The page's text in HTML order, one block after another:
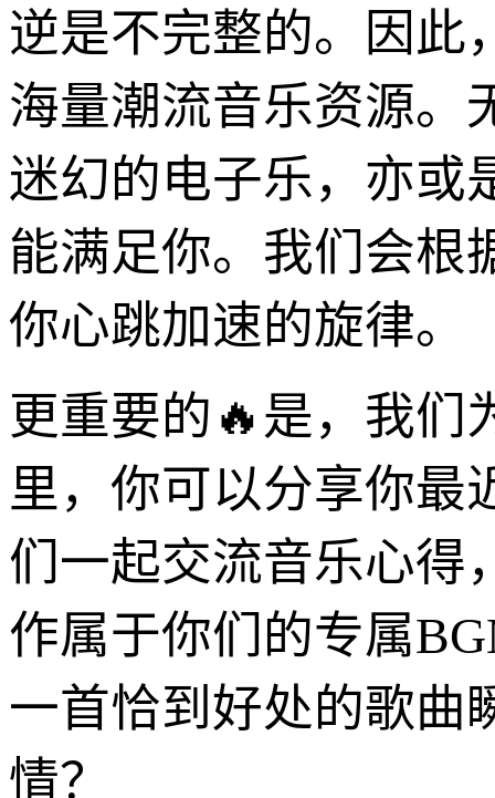
逆是不完整的。因此
海量潮流音乐资源。
迷幻的电子乐，亦或
能满足你。我们会根
你心跳加速的旋律。
更重要的🔥是，我们
里，你可以分享你最
们一起交流音乐心得
作属于你们的专属
一首恰到好处的歌曲
情？